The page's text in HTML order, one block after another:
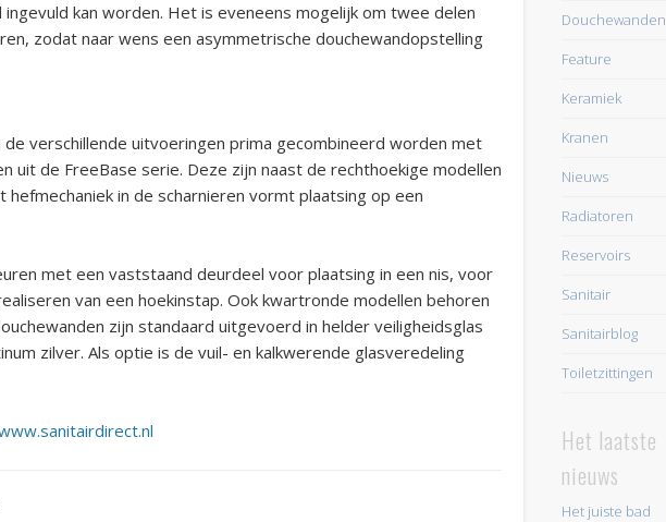
kan worden. Het is eveneens mogelijk om twee delen
zodat naar wens een asymmetrische douchewandopstelling
verschillende uitvoeringen prima gecombineerd worden met
uit de FreeBase serie. Deze zijn naast de rechthoekige modellen
in de scharnieren vormt plaatsing op een
met een vaststaand deurdeel voor plaatsing in een nis, voor
van een hoekinstap. Ook kwartronde modellen behoren
zijn standaard uitgevoerd in helder veiligheidsglas
zilver. Als optie is de vuil- en kalkwerende glasveredeling
Douchewanden
Feature
Keramiek
Kranen
Nieuws
Radiatoren
Reservoirs
Sanitair
Sanitairblog
Toiletzittingen
Het laatste
nieuws
Het juiste bad